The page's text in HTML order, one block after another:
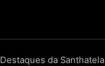
Destaques da Santhatela